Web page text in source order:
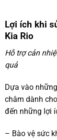
Lợi ích khi
Kia Rio
Hỗ trợ cản
quả
Dựa vào
châm dành
đến những lợi
– Bào vệ sức